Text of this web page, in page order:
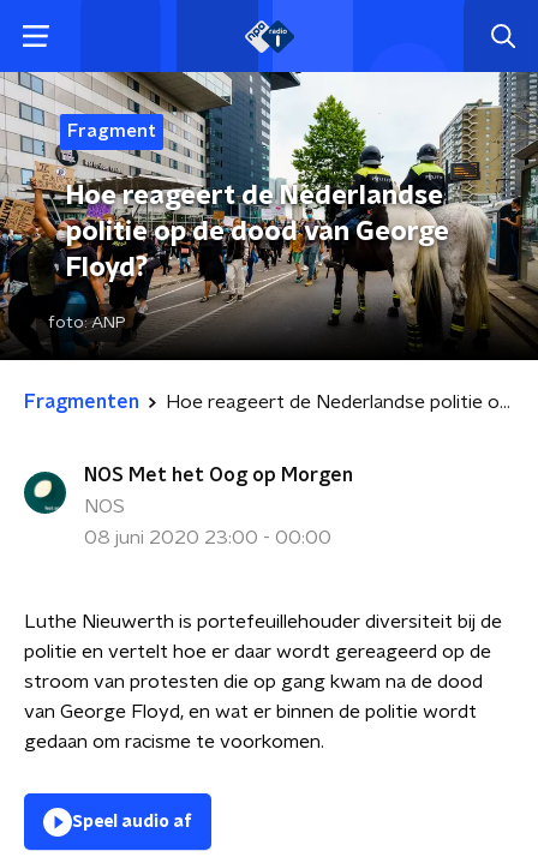
Fragment
Hoe reageert de Nederlandse
politie op de dood van George
Floyd?
foto:ANP
Fragmenten Hoe reageert de Nederlandse politie op de dood van George Floyd?
NOS Met het Oog op Morgen
NOS
08 juni 2020 23:00 - 00:00
Luthe Nieuwerth is portefeuillehouder diversiteit bij de
politie en vertelt hoe er daar wordt gereageerd op de
stroom van protesten die op gang kwam na de dood
van George Floyd, en wat er binnen de politie wordt
gedaan om racisme te voorkomen.
Speel audio af